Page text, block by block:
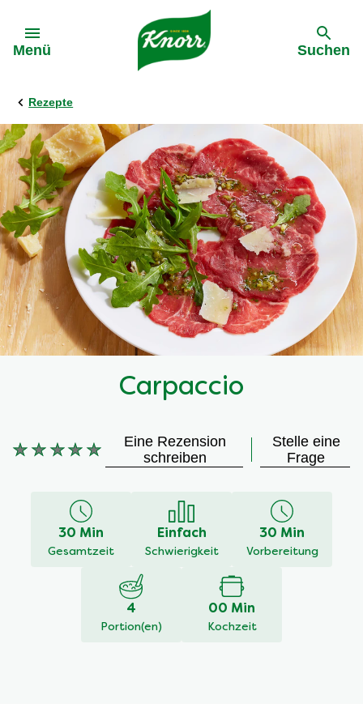
Menü Suchen
Rezepte
Carpaccio
Keine
abgegeben
Eine Rezension
schreiben
Stelle eine
Frage
30 Min
Gesamtzeit
Einfach
Schwierigkeit
30 Min
Vorbereitung
4
Portion(en)
00 Min
Kochzeit